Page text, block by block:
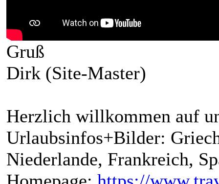
Gruß
Dirk (Site-Master)
Herzlich willkommen auf
Urlaubsinfos+Bilder:
Niederlande, Frankreich,